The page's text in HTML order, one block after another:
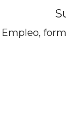
contenido
Empleo,